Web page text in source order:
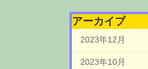
アーカイブ
2023年12月
2023年10月